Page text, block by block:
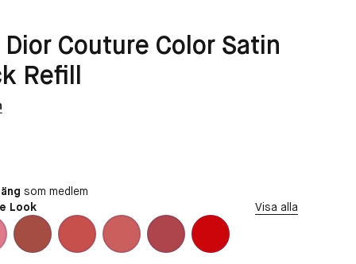
Couture Color Satin
Refill
Look Visa alla
som medlem